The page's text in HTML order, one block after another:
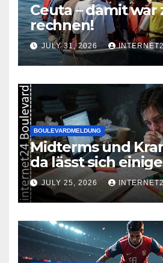
Ceuta – damit war
rechnen!
JULY 31, 2026
BOULEVARDMELDUNG
Midterms und
da lässt sich
zusammenbrauen!
JULY 25, 2026